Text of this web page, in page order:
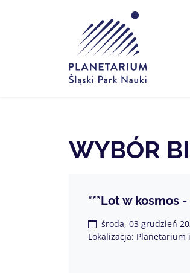
Planetarium Śląski
WYBÓR
***Lot w kosmos
środa, 03 grudzień
Lokalizacja: